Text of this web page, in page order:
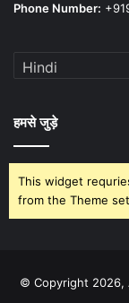
Phone Number:
हमसे जुड़े
This widget
from the Theme
© Copyright 2026,